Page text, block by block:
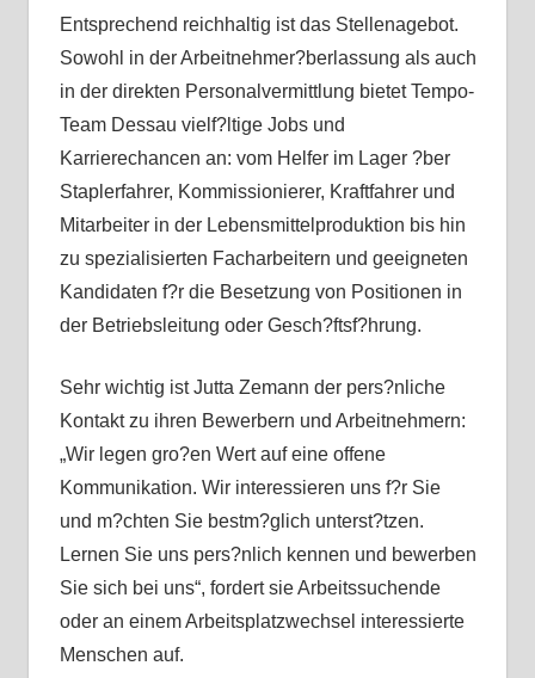
Entsprechend reichhaltig ist das Stellenagebot.
Sowohl in der Arbeitnehmer?berlassung als auch
in der direkten Personalvermittlung bietet Tempo-
Team Dessau vielf?ltige Jobs und
Karrierechancen an: vom Helfer im Lager ?ber
Staplerfahrer, Kommissionierer, Kraftfahrer und
Mitarbeiter in der Lebensmittelproduktion bis hin
zu spezialisierten Facharbeitern und geeigneten
Kandidaten f?r die Besetzung von Positionen in
der Betriebsleitung oder Gesch?ftsf?hrung.
Sehr wichtig ist Jutta Zemann der pers?nliche
Kontakt zu ihren Bewerbern und Arbeitnehmern:
„Wir legen gro?en Wert auf eine offene
Kommunikation. Wir interessieren uns f?r Sie
und m?chten Sie bestm?glich unterst?tzen.
Lernen Sie uns pers?nlich kennen und bewerben
Sie sich bei uns“, fordert sie Arbeitssuchende
oder an einem Arbeitsplatzwechsel interessierte
Menschen auf.